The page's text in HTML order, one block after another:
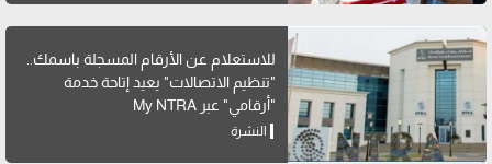
للاستعلام عن الأرقام المسجلة باسمك..
"تنظيم الاتصالات" يعيد إتاحة خدمة
"أرقامي" عبر My NTRA
النشرة